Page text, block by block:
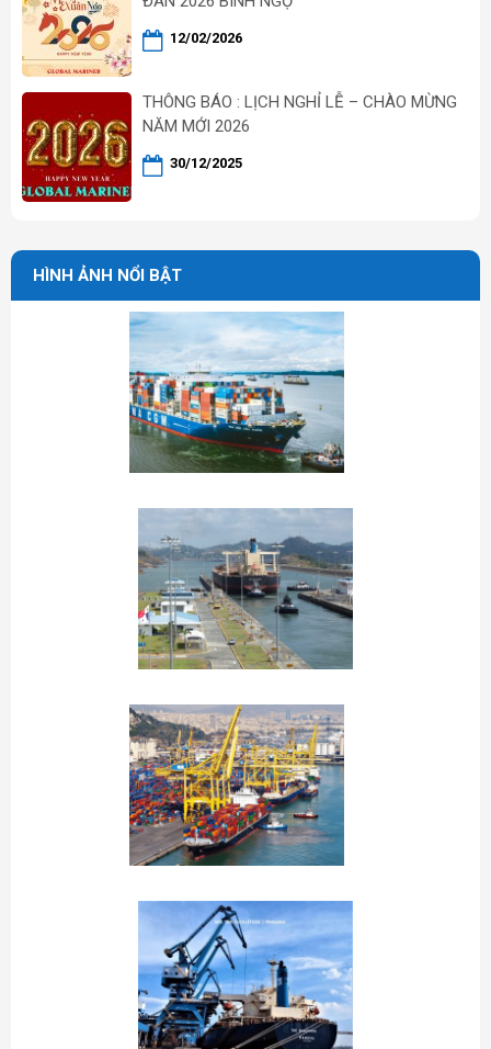
12/02/2026
THÔNG BÁO : LỊCH NGHỈ LỄ – CHÀO MỪNG
NĂM MỚI 2026
30/12/2025
HÌNH ẢNH NỔI BẬT